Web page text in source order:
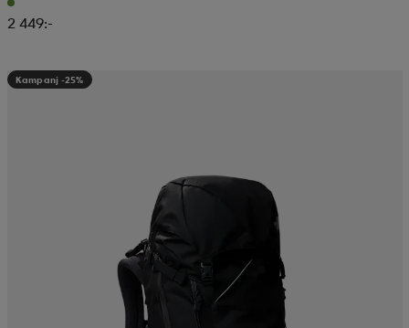
2 449:-
Kampanj -25%